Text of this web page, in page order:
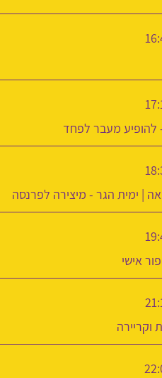
| ימית הגר - מיצירה לפרנסה
אישי
וקריירה